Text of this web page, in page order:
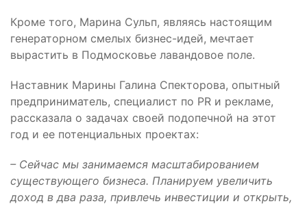
Кроме того, Марина Сульп, являясь настоящим
генераторном смелых бизнес-идей, мечтает
вырастить в Подмосковье лавандовое поле.
Наставник Марины Галина Спекторова, опытный
предприниматель, специалист по PR и рекламе,
рассказала о задачах своей подопечной на этот
год и ее потенциальных проектах:
– Сейчас мы занимаемся масштабированием
существующего бизнеса. Планируем увеличить
доход в два раза, привлечь инвестиции и открыть,